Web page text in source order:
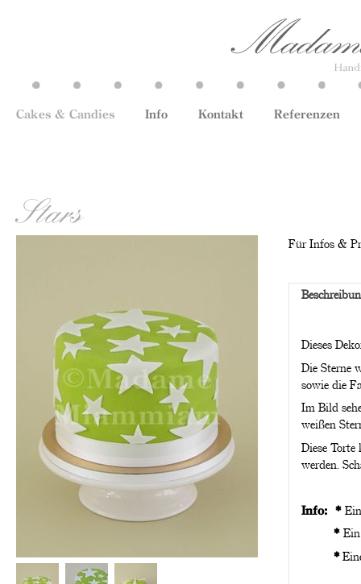
Cakes & Candies Info Kontakt Referenzen
Stars
Für Infos &
Dieses
Die Sterne
sowie die
Im Bild
weißen
Diese
werden.
Info: *
*
*